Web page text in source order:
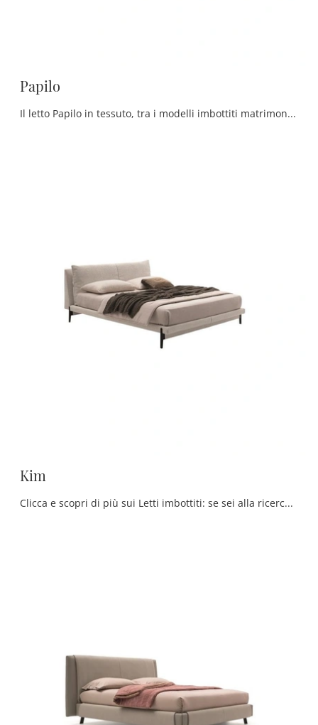
Papilo
Il letto Papilo in tessuto, tra i modelli imbottiti matrimoniali design di Ditre Italia, è perfetto per garantirti il sonno più profondo.
Kim
Clicca e scopri di più sui Letti imbottiti: se sei alla ricerca di modelli matrimoniali moderni, il modello Kim Ditre Italia fa per te.